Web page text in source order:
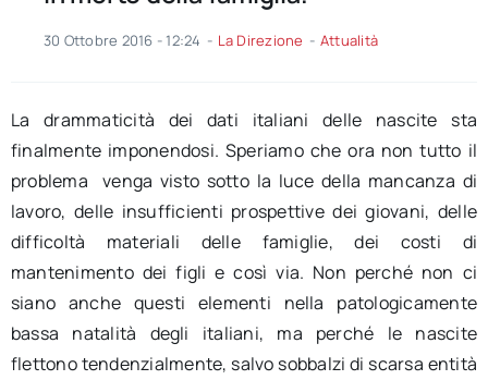
30 Ottobre 2016 - 12:24 - La Direzione - Attualità
La drammaticità dei dati italiani delle nascite sta
finalmente imponendosi. Speriamo che ora non tutto il
problema venga visto sotto la luce della mancanza di
lavoro, delle insufficienti prospettive dei giovani, delle
difficoltà materiali delle famiglie, dei costi di
mantenimento dei figli e così via. Non perché non ci
siano anche questi elementi nella patologicamente
bassa natalità degli italiani, ma perché le nascite
flettono tendenzialmente, salvo sobbalzi di scarsa entità